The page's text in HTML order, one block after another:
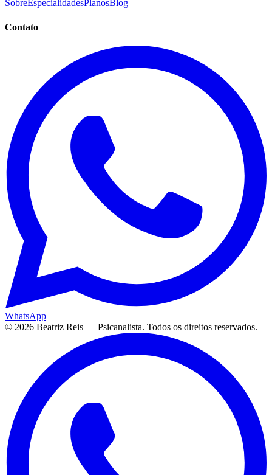
SobreEspecialidadesPlanosBlog
Contato
WhatsApp
© 2026 Beatriz Reis — Psicanalista. Todos os direitos reservados.